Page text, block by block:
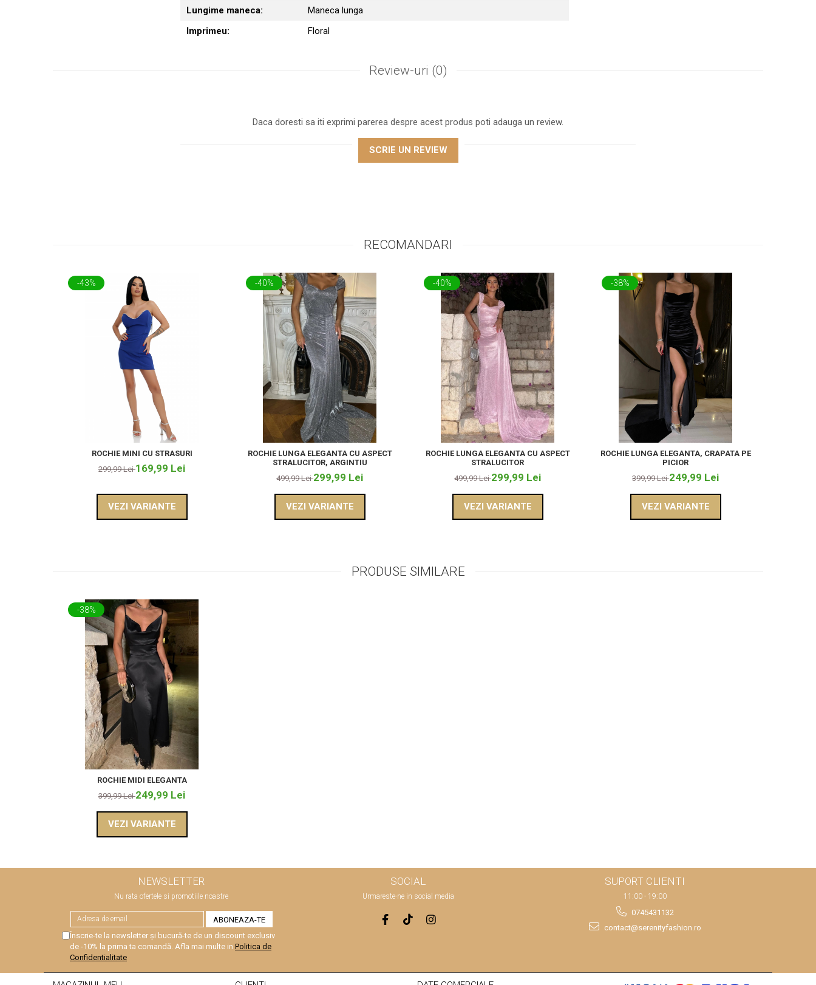
Lungime maneca:
Maneca lunga
Imprimeu:
Floral
Review-uri (0)
Daca doresti sa iti exprimi parerea despre acest produs poti adauga un review.
SCRIE UN REVIEW
RECOMANDARI
-43%
ROCHIE MINI CU STRASURI
299,99 Lei169,99 Lei
VEZI VARIANTE
-40%
ROCHIE LUNGA ELEGANTA CU ASPECT
STRALUCITOR, ARGINTIU
499,99 Lei299,99 Lei
VEZI VARIANTE
-40%
ROCHIE LUNGA ELEGANTA CU ASPECT
STRALUCITOR
499,99 Lei299,99 Lei
VEZI VARIANTE
-38%
ROCHIE LUNGA ELEGANTA, CRAPATA PE
PICIOR
399,99 Lei249,99 Lei
VEZI VARIANTE
PRODUSE SIMILARE
-38%
ROCHIE MIDI ELEGANTA
399,99 Lei249,99 Lei
VEZI VARIANTE
NEWSLETTER
Nu rata ofertele si promotiile noastre
Înscrie-te la newsletter și bucură-te de un discount exclusiv
de -10% la prima ta comandă. Afla mai multe in Politica de
Confidentialitate
SOCIAL
Urmareste-ne in social media
SUPORT CLIENTI
11:00 - 19:00
0745431132
contact@serenityfashion.ro